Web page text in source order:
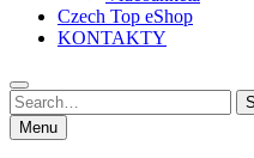
Czech Top eShop
KONTAKTY
Search
for:
Search
Menu